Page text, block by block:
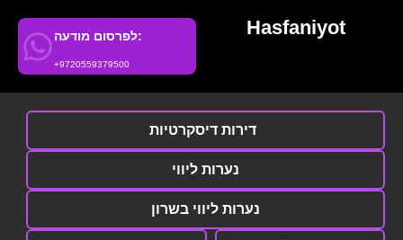
לפרסום מודעה:
+9720559379500
Hasfaniyot
דירות דיסקרטיות
נערות ליווי
נערות ליווי בשרון